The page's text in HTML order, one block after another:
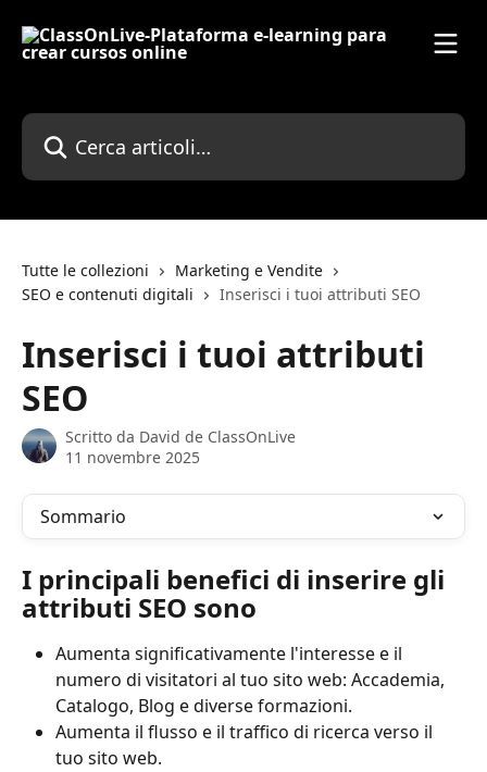
Cerca articoli…
Tutte le collezioni
Marketing e Vendite
SEO e contenuti digitali
Inserisci i tuoi attributi SEO
Inserisci i tuoi attributi
SEO
Scritto da David de ClassOnLive
11 novembre 2025
Sommario
I principali benefici di inserire gli
attributi SEO sono
Aumenta significativamente l'interesse e il
numero di visitatori al tuo sito web: Accademia,
Catalogo, Blog e diverse formazioni.
Aumenta il flusso e il traffico di ricerca verso il
tuo sito web.